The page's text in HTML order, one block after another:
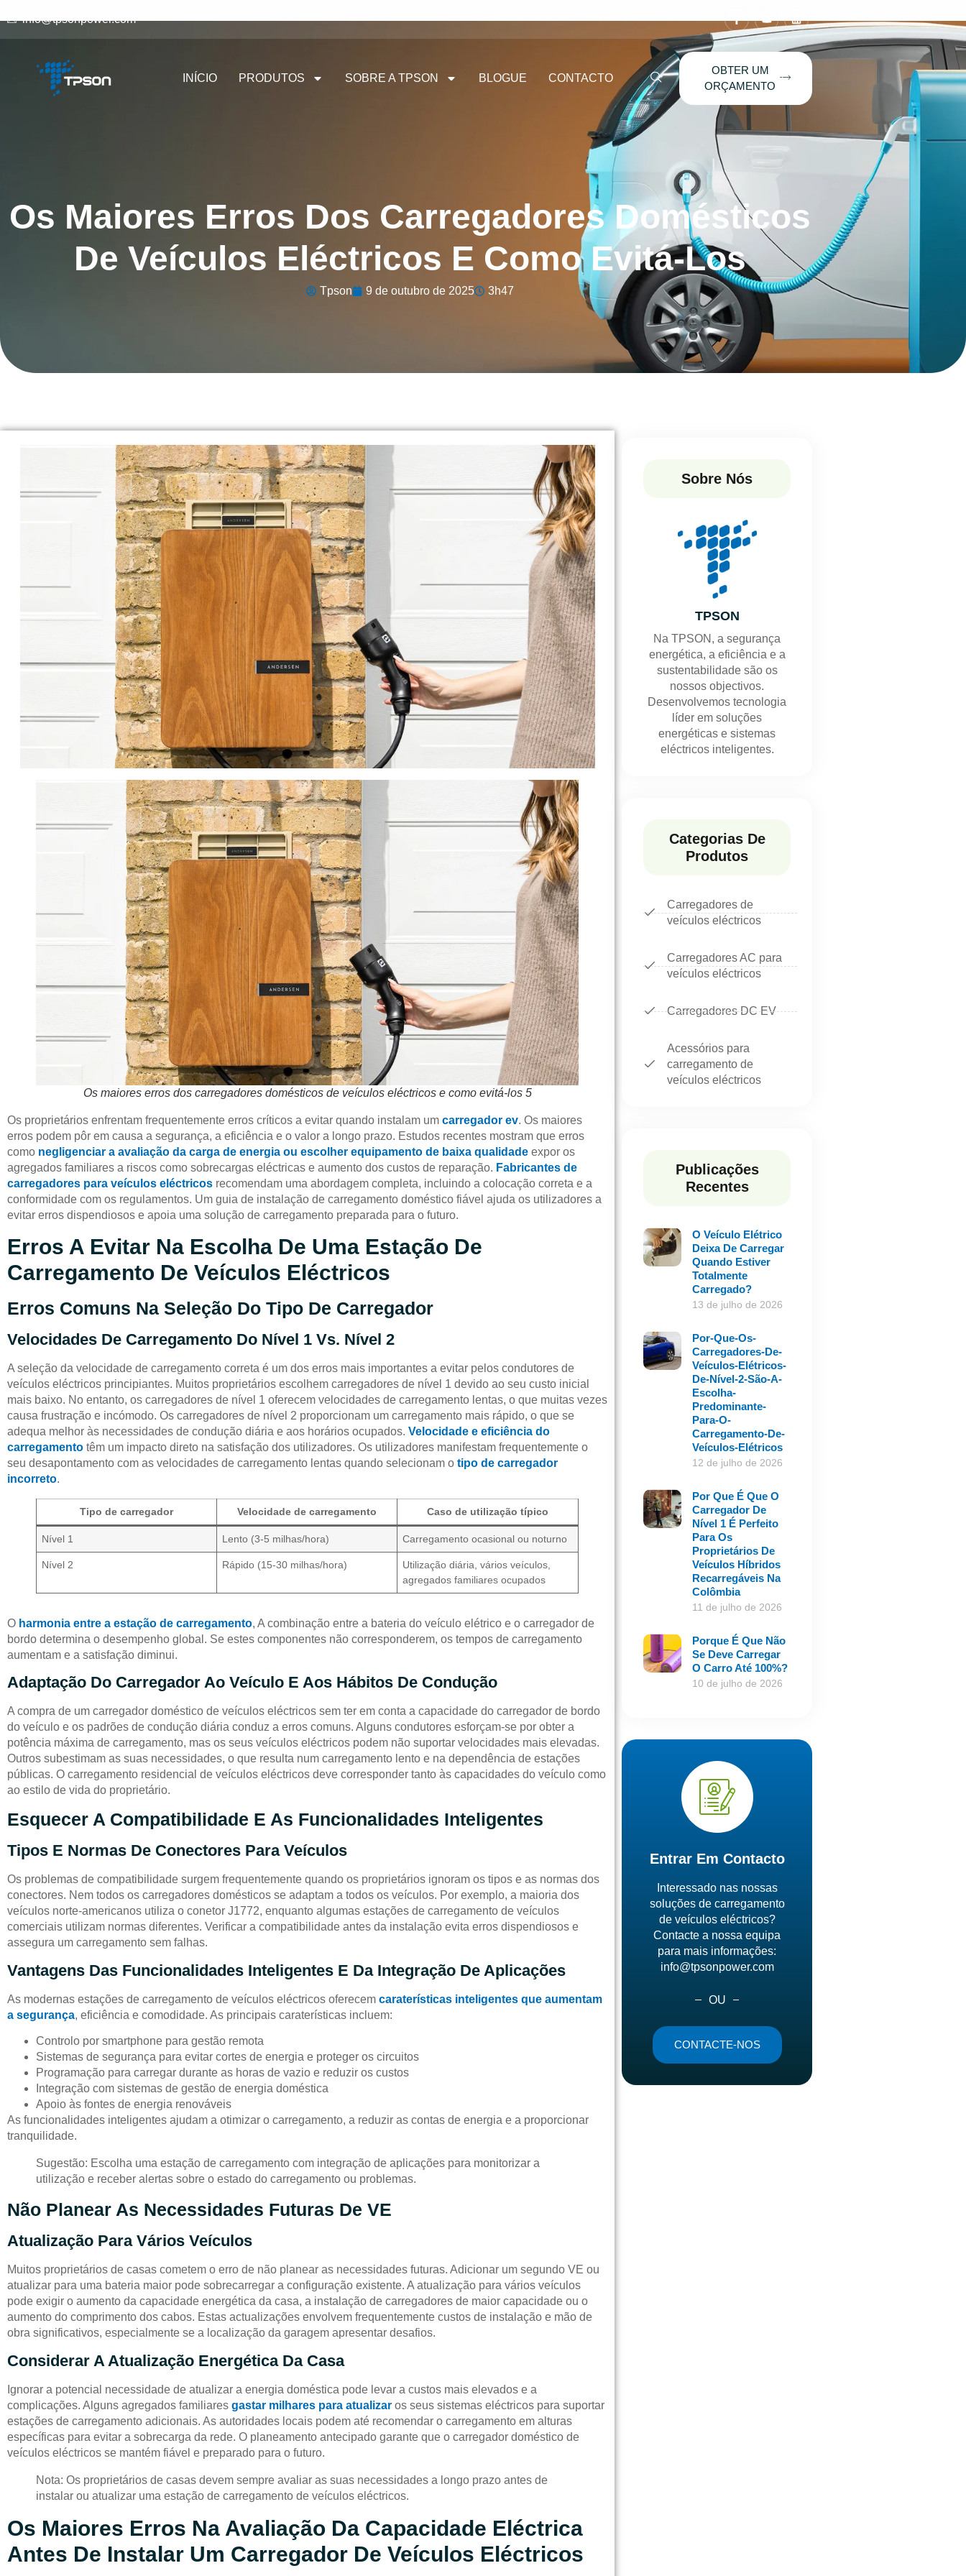
info@tpsonpower.com
INÍCIO PRODUTOS SOBRE A TPSON BLOGUE CONTACTO
OBTER UM
ORÇAMENTO
Os Maiores Erros Dos Carregadores Domésticos
De Veículos Eléctricos E Como Evitá-Los
Tpson 9 de outubro de 2025 3h47
Os maiores erros dos carregadores domésticos de veículos eléctricos e como evitá-los 5
Os proprietários enfrentam frequentemente erros críticos a evitar quando instalam um carregador ev. Os maiores
erros podem pôr em causa a segurança, a eficiência e o valor a longo prazo. Estudos recentes mostram que erros
como negligenciar a avaliação da carga de energia ou escolher equipamento de baixa qualidade expor os
agregados familiares a riscos como sobrecargas eléctricas e aumento dos custos de reparação. Fabricantes de
carregadores para veículos eléctricos recomendam uma abordagem completa, incluindo a colocação correta e a
conformidade com os regulamentos. Um guia de instalação de carregamento doméstico fiável ajuda os utilizadores a
evitar erros dispendiosos e apoia uma solução de carregamento preparada para o futuro.
Erros A Evitar Na Escolha De Uma Estação De
Carregamento De Veículos Eléctricos
Erros Comuns Na Seleção Do Tipo De Carregador
Velocidades De Carregamento Do Nível 1 Vs. Nível 2
A seleção da velocidade de carregamento correta é um dos erros mais importantes a evitar pelos condutores de
veículos eléctricos principiantes. Muitos proprietários escolhem carregadores de nível 1 devido ao seu custo inicial
mais baixo. No entanto, os carregadores de nível 1 oferecem velocidades de carregamento lentas, o que muitas vezes
causa frustração e incómodo. Os carregadores de nível 2 proporcionam um carregamento mais rápido, o que se
adequa melhor às necessidades de condução diária e aos horários ocupados. Velocidade e eficiência do
carregamento têm um impacto direto na satisfação dos utilizadores. Os utilizadores manifestam frequentemente o
seu desapontamento com as velocidades de carregamento lentas quando selecionam o tipo de carregador
incorreto.
Tipo de carregador Velocidade de carregamento Caso de utilização típico
Nível 1 Lento (3-5 milhas/hora) Carregamento ocasional ou noturno
Nível 2 Rápido (15-30 milhas/hora)
Utilização diária, vários veículos,
agregados familiares ocupados
O harmonia entre a estação de carregamento, A combinação entre a bateria do veículo elétrico e o carregador de
bordo determina o desempenho global. Se estes componentes não corresponderem, os tempos de carregamento
aumentam e a satisfação diminui.
Adaptação Do Carregador Ao Veículo E Aos Hábitos De Condução
A compra de um carregador doméstico de veículos eléctricos sem ter em conta a capacidade do carregador de bordo
do veículo e os padrões de condução diária conduz a erros comuns. Alguns condutores esforçam-se por obter a
potência máxima de carregamento, mas os seus veículos eléctricos podem não suportar velocidades mais elevadas.
Outros subestimam as suas necessidades, o que resulta num carregamento lento e na dependência de estações
públicas. O carregamento residencial de veículos eléctricos deve corresponder tanto às capacidades do veículo como
ao estilo de vida do proprietário.
Esquecer A Compatibilidade E As Funcionalidades Inteligentes
Tipos E Normas De Conectores Para Veículos
Os problemas de compatibilidade surgem frequentemente quando os proprietários ignoram os tipos e as normas dos
conectores. Nem todos os carregadores domésticos se adaptam a todos os veículos. Por exemplo, a maioria dos
veículos norte-americanos utiliza o conetor J1772, enquanto algumas estações de carregamento de veículos
comerciais utilizam normas diferentes. Verificar a compatibilidade antes da instalação evita erros dispendiosos e
assegura um carregamento sem falhas.
Vantagens Das Funcionalidades Inteligentes E Da Integração De Aplicações
As modernas estações de carregamento de veículos eléctricos oferecem caraterísticas inteligentes que aumentam
a segurança, eficiência e comodidade. As principais caraterísticas incluem:
Controlo por smartphone para gestão remota
Sistemas de segurança para evitar cortes de energia e proteger os circuitos
Programação para carregar durante as horas de vazio e reduzir os custos
Integração com sistemas de gestão de energia doméstica
Apoio às fontes de energia renováveis
As funcionalidades inteligentes ajudam a otimizar o carregamento, a reduzir as contas de energia e a proporcionar
tranquilidade.
Sugestão: Escolha uma estação de carregamento com integração de aplicações para monitorizar a
utilização e receber alertas sobre o estado do carregamento ou problemas.
Não Planear As Necessidades Futuras De VE
Atualização Para Vários Veículos
Muitos proprietários de casas cometem o erro de não planear as necessidades futuras. Adicionar um segundo VE ou
atualizar para uma bateria maior pode sobrecarregar a configuração existente. A atualização para vários veículos
pode exigir o aumento da capacidade energética da casa, a instalação de carregadores de maior capacidade ou o
aumento do comprimento dos cabos. Estas actualizações envolvem frequentemente custos de instalação e mão de
obra significativos, especialmente se a localização da garagem apresentar desafios.
Considerar A Atualização Energética Da Casa
Ignorar a potencial necessidade de atualizar a energia doméstica pode levar a custos mais elevados e a
complicações. Alguns agregados familiares gastar milhares para atualizar os seus sistemas eléctricos para suportar
estações de carregamento adicionais. As autoridades locais podem até recomendar o carregamento em alturas
específicas para evitar a sobrecarga da rede. O planeamento antecipado garante que o carregador doméstico de
veículos eléctricos se mantém fiável e preparado para o futuro.
Nota: Os proprietários de casas devem sempre avaliar as suas necessidades a longo prazo antes de
instalar ou atualizar uma estação de carregamento de veículos eléctricos.
Os Maiores Erros Na Avaliação Da Capacidade Eléctrica
Antes De Instalar Um Carregador De Veículos Eléctricos
Sobre Nós
TPSON
Na TPSON, a segurança
energética, a eficiência e a
sustentabilidade são os
nossos objectivos.
Desenvolvemos tecnologia
líder em soluções
energéticas e sistemas
eléctricos inteligentes.
Categorias De
Produtos
Carregadores de
veículos eléctricos
Carregadores AC para
veículos eléctricos
Carregadores DC EV
Acessórios para
carregamento de
veículos eléctricos
Publicações
Recentes
O Veículo Elétrico
Deixa De Carregar
Quando Estiver
Totalmente
Carregado?
13 de julho de 2026
Por-Que-Os-
Carregadores-De-
Veículos-Elétricos-
De-Nível-2-São-A-
Escolha-
Predominante-
Para-O-
Carregamento-De-
Veículos-Elétricos
12 de julho de 2026
Por Que É Que O
Carregador De
Nível 1 É Perfeito
Para Os
Proprietários De
Veículos Híbridos
Recarregáveis Na
Colômbia
11 de julho de 2026
Porque É Que Não
Se Deve Carregar
O Carro Até 100%?
10 de julho de 2026
Entrar Em Contacto
Interessado nas nossas
soluções de carregamento
de veículos eléctricos?
Contacte a nossa equipa
para mais informações:
info@tpsonpower.com
OU
CONTACTE-NOS